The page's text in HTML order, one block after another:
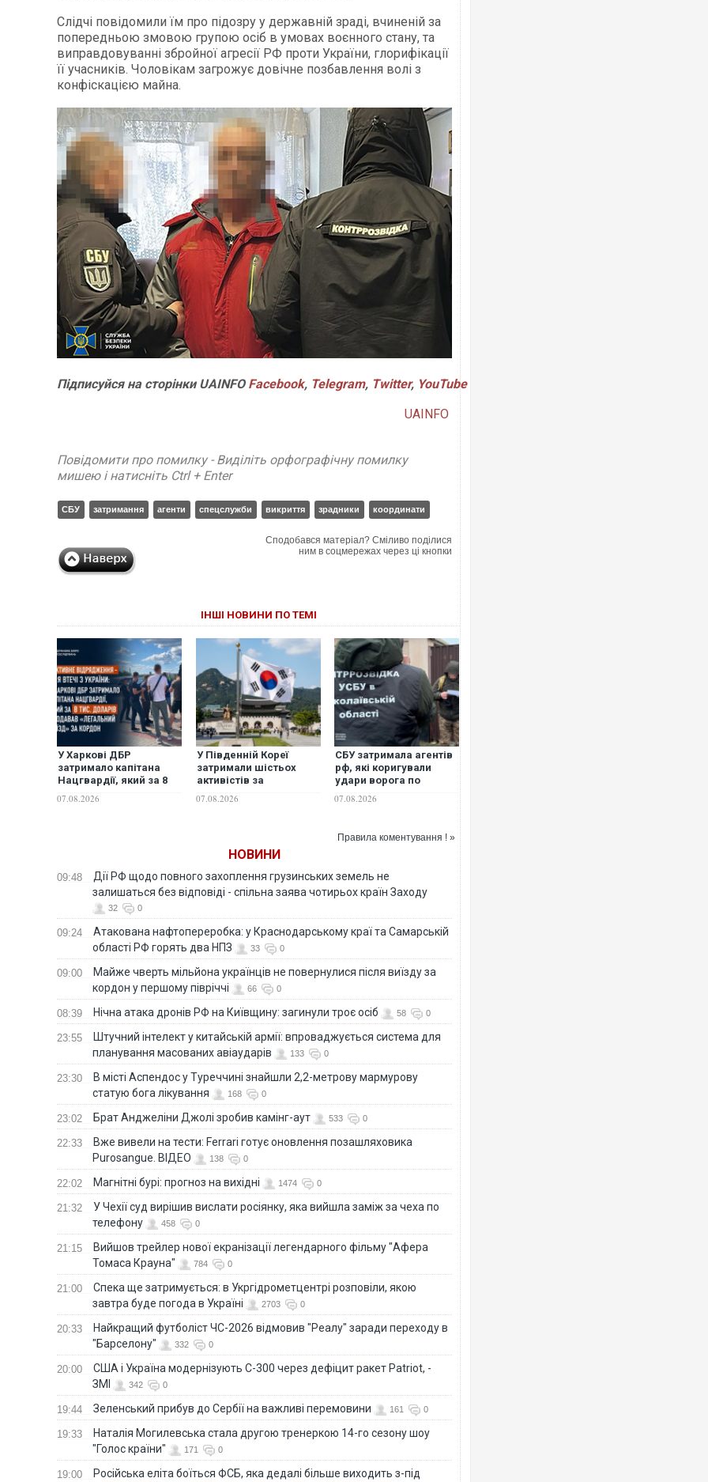
Слідчі повідомили їм про підозру у державній зраді, вчиненій за
попередньою змовою групою осіб в умовах воєнного стану, та
виправдовуванні збройної агресії РФ проти України, глорифікації
її учасників. Чоловікам загрожує довічне позбавлення волі з
конфіскацією майна.
Підписуйся на сторінки UAINFO Facebook, Telegram, Twitter, YouTube
UAINFO
Повідомити про помилку - Виділіть орфографічну помилку
мишею і натисніть Ctrl + Enter
СБУ затримання агенти спецслужби викриття зрадники координати
Сподобався матеріал? Сміливо поділися
ним в соцмережах через ці кнопки
ІНШІ НОВИНИ ПО ТЕМІ
У Харкові ДБР
затримало капітана
Нацгвардії, який за 8
"легальний виїзд" за
07.08.2026
У Південній Кореї
затримали шістьох
активістів за
поїздку в Україну
07.08.2026
СБУ затримала агентів
рф, які коригували
удари ворога по
07.08.2026
Правила коментування ! »
НОВИНИ
09:48
Дії РФ щодо повного захоплення грузинських земель не
залишаться без відповіді - спільна заява чотирьох країн Заходу
32 0
09:24
Атакована нафтопереробка: у Краснодарському краї та Самарській
області РФ горять два НПЗ
33 0
09:00
Майже чверть мільйона українців не повернулися після виїзду за
кордон у першому півріччі
66 0
08:39 Нічна атака дронів РФ на Київщину: загинули троє осіб 58 0
23:55
Штучний інтелект у китайській армії: впроваджується система для
планування масованих авіаударів
133 0
23:30
В місті Аспендос у Туреччині знайшли 2,2-метрову мармурову
статую бога лікування
168 0
23:02 Брат Анджеліни Джолі зробив камінг-аут 533 0
22:33
Вже вивели на тести: Ferrari готує оновлення позашляховика
Purosangue. ВІДЕО
138 0
22:02 Магнітні бурі: прогноз на вихідні 1474 0
21:32
У Чехії суд вирішив вислати росіянку, яка вийшла заміж за чеха по
телефону
458 0
21:15
Вийшов трейлер нової екранізації легендарного фільму "Афера
Томаса Крауна"
784 0
21:00
Спека ще затримується: в Укргідрометцентрі розповіли, якою
завтра буде погода в Україні
2703 0
20:33
Найкращий футболіст ЧС-2026 відмовив "Реалу" заради переходу в
"Барселону"
332 0
20:00
США і Україна модернізують С-300 через дефіцит ракет Patriot, -
ЗМІ
342 0
19:44 Зеленський прибув до Сербії на важливі перемовини 161 0
19:33
Наталія Могилевська стала другою тренеркою 14-го сезону шоу
"Голос країни"
171 0
19:00 Російська еліта боїться ФСБ, яка дедалі більше виходить з-під